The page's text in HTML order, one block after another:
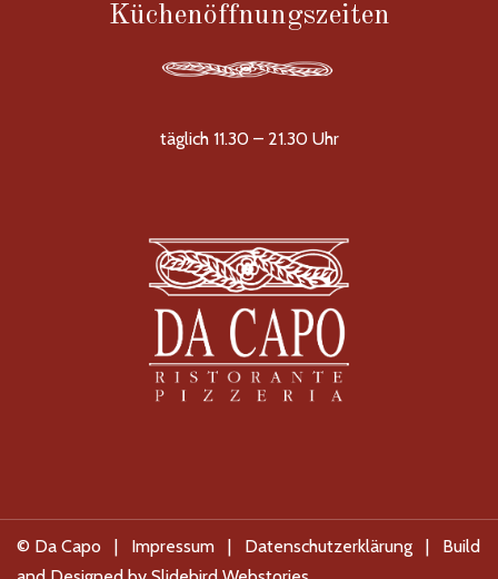
Küchenöffnungszeiten
täglich 11.30 – 21.30 Uhr
© Da Capo | Impressum | Datenschutzerklärung
| Build